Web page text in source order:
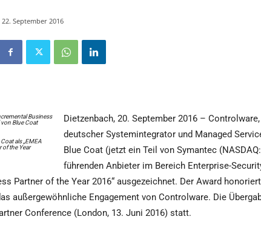
22. September 2016
als „EMEA
of the Year
Dietzenbach, 20. September 2016 –
deutscher Systemintegrator und Managed
Blue Coat (jetzt ein Teil von Symantec
führenden Anbieter im Bereich Enterprise-
Partner of the Year 2016“ ausgezeichnet. Der Award
außergewöhnliche Engagement von Controlware. Die
Conference (London, 13. Juni 2016) statt.